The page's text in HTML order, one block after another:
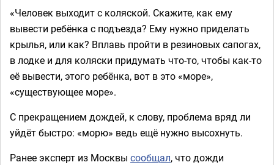
«Человек выходит с коляской. Скажите, как ему
вывести ребёнка с подъезда? Ему нужно приделать
крылья, или как? Вплавь пройти в резиновых сапогах,
в лодке и для коляски придумать что-то, чтобы как-то
её вывести, этого ребёнка, вот в это «море»,
«существующее море».
С прекращением дождей, к слову, проблема вряд ли
уйдёт быстро: «морю» ведь ещё нужно высохнуть.
Ранее эксперт из Москвы сообщал, что дожди